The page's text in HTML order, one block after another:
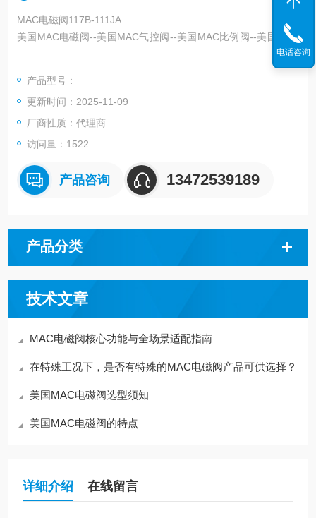
MAC电磁阀117B-111JA
美国MAC电磁阀--美国MAC气控阀--美国MAC比例阀--美国MAC
先导阀--美国MAC机控阀--美国MAC阀岛--美国MAC控制阀--上海
产品型号：
更新时间：2025-11-09
厂商性质：代理商
访问量：1522
产品咨询 13472539189
产品分类
技术文章
MAC电磁阀核心功能与全场景适配指南
在特殊工况下，是否有特殊的MAC电磁阀产品可供选择？
美国MAC电磁阀选型须知
美国MAC电磁阀的特点
详细介绍 在线留言
电话咨询